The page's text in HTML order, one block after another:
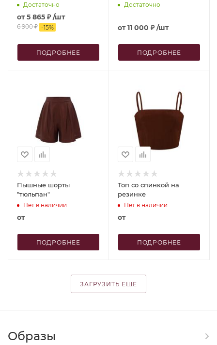
Достаточно
от5 865 ₽ /шт
6 900 ₽ -15%
ПОДРОБНЕЕ
Достаточно
от11 000 ₽ /шт
ПОДРОБНЕЕ
Пышные шорты
"тюльпан"
Нет в наличии
от
ПОДРОБНЕЕ
Топ со спинкой на
резинке
Нет в наличии
от
ПОДРОБНЕЕ
ЗАГРУЗИТЬ ЕЩЕ
Образы